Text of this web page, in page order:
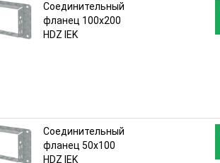
Соединительный
фланец 100х200
HDZ IEK
Соединительный
фланец 50х100
HDZ IEK